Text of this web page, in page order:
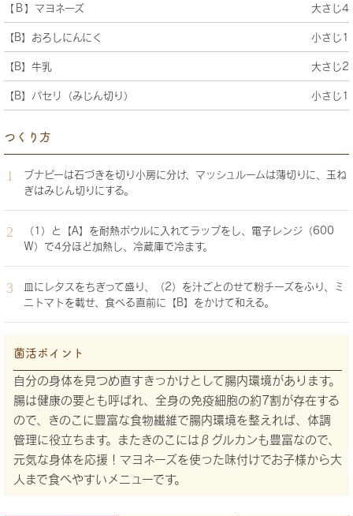
【Ｂ】マヨネーズ 大さじ4
【B】おろしにんにく 小さじ1
【B】牛乳 大さじ2
【B】パセリ（みじん切り） 小さじ1
つくり方
ブナピーは石づきを切り小房に分け、マッシュルームは薄切りに、玉ね
ぎはみじん切りにする。
（1）と【A】を耐熱ボウルに入れてラップをし、電子レンジ（600
Ｗ）で4分ほど加熱し、冷蔵庫で冷ます。
皿にレタスをちぎって盛り、（2）を汁ごとのせて粉チーズをふり、ミ
ニトマトを載せ、食べる直前に【B】をかけて和える。
菌活ポイント
自分の身体を見つめ直すきっかけとして腸内環境があります。
腸は健康の要とも呼ばれ、全身の免疫細胞の約7割が存在する
ので、きのこに豊富な食物繊維で腸内環境を整えれば、体調
管理に役立ちます。またきのこにはβグルカンも豊富なので、
元気な身体を応援！マヨネーズを使った味付けでお子様から大
人まで食べやすいメニューです。